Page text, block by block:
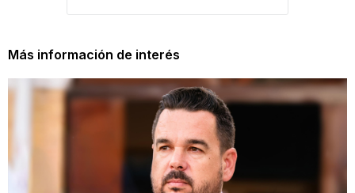
Más información de interés